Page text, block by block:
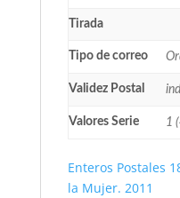
Tirada
Tipo de correo
Validez Postal
Valores Serie 1
Enteros Postales
la Mujer. 2011